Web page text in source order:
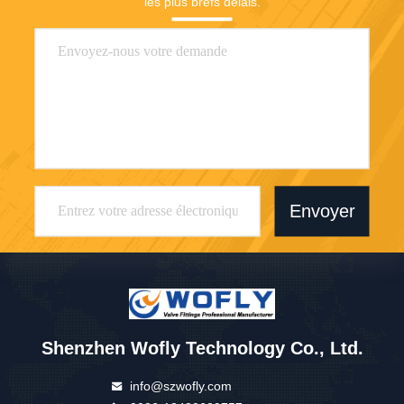
Envoyer
Shenzhen Wofly Technology Co., Ltd.
info@szwofly.com